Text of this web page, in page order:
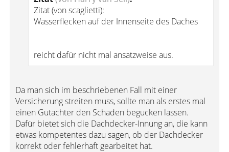
Zitat (von scaglietti):
Wasserflecken auf der Innenseite des Daches
reicht dafür nicht mal ansatzweise aus.
Da man sich im beschriebenen Fall mit einer
Versicherung streiten muss, sollte man als erstes mal
einen Gutachter den Schaden begucken lassen.
Dafür bietet sich die Dachdecker-Innung an, die kann
etwas kompetentes dazu sagen, ob der Dachdecker
korrekt oder fehlerhaft gearbeitet hat.